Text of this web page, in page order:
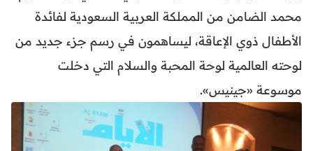
محمد الضامن من المملكة العربية السعودية لفائدة
الأطفال ذوي الإعاقة، ليساهمون في رسم جزء جديد من
لوحته العالمية لوحة المحبة والسلام التي دخلت
موسوعة «جينيس».